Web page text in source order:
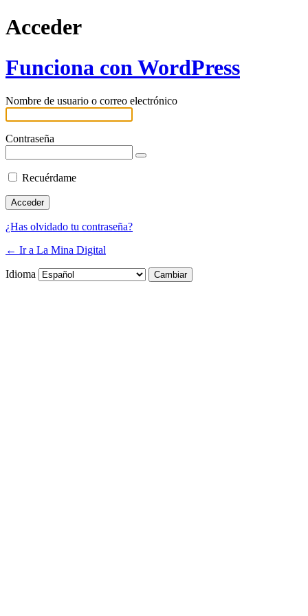
Acceder
Funciona con WordPress
Nombre de usuario o correo electrónico
Contraseña
Recuérdame
¿Has olvidado tu contraseña?
← Ir a La Mina Digital
Idioma